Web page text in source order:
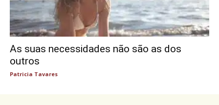
As suas necessidades não são as dos
outros
Patricia Tavares